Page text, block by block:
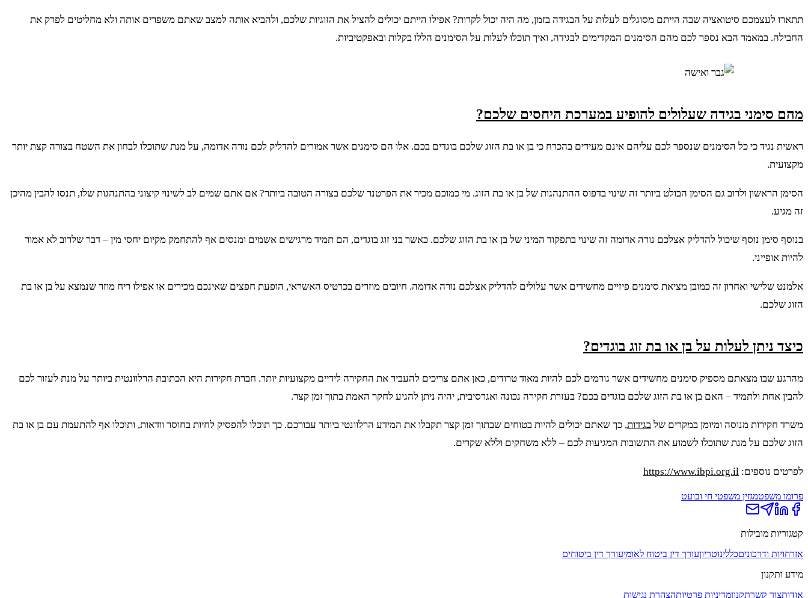
תתארו לעצמכם סיטואציה שבה הייתם מסוגלים לעלות על הבגידה בזמן, מה היה יכול לקרות? אפילו הייתם יכולים להציל את הזוגיות שלכם, ולהביא אותה למצב שאתם משפרים אותה ולא מחליטים לפרק את
החבילה. במאמר הבא נספר לכם מהם הסימנים המקדימים לבגידה, ואיך תוכלו לעלות על הסימנים הללו בקלות ובאפקטיביות.
מהם סימני בגידה שעלולים להופיע במערכת היחסים שלכם?
ראשית נגיד כי כל הסימנים שנספר לכם עליהם אינם מעידים בהכרח כי בן או בת הזוג שלכם בוגדים בכם. אלו הם סימנים אשר אמורים להדליק לכם נורה אדומה, על מנת שתוכלו לבחון את השטח בצורה קצת יותר
מקצועית.
הסימן הראשון ולרוב גם הסימן הבולט ביותר זה שינוי בדפוס ההתנהגות של בן או בת הזוג. מי כמוכם מכיר את הפרטנר שלכם בצורה הטובה ביותר? אם אתם שמים לב לשינוי קיצוני בהתנהגות שלו, תנסו להבין מהיכן
זה מגיע.
בנוסף סימן נוסף שיכול להדליק אצלכם נורה אדומה זה שינוי בתפקוד המיני של בן או בת הזוג שלכם. כאשר בני זוג בוגדים, הם תמיד מרגישים אשמים ומנסים אף להתחמק מקיום יחסי מין – דבר שלרוב לא אמור
להיות אופייני.
אלמנט שלישי ואחרון זה כמובן מציאת סימנים פיזיים מחשידים אשר עלולים להדליק אצלכם נורה אדומה. חיובים מוזרים בכרטיס האשראי, הופעת חפצים שאינכם מכירים או אפילו ריח מוזר שנמצא על בן או בת
הזוג שלכם.
כיצד ניתן לעלות על בן או בת זוג בוגדים?
מהרגע שבו מצאתם מספיק סימנים מחשידים אשר גורמים לכם להיות מאוד טרודים, כאן אתם צריכים להעביר את החקירה לידיים מקצועיות יותר. חברת חקירות היא הכתובת הרלוונטית ביותר על מנת לעזור לכם
להבין אחת ולתמיד – האם בן או בת הזוג שלכם בוגדים בכם? בעזרת חקירה נכונה ואגרסיבית, יהיה ניתן להגיע לחקר האמת בתוך זמן קצר.
משרד חקירות מנוסה ומיומן במקרים של בגידות, כך שאתם יכולים להיות בטוחים שבתוך זמן קצר תקבלו את המידע הרלוונטי ביותר עבורכם. כך תוכלו להפסיק לחיות בחוסר וודאות, ותוכלו אף להתעמת עם בן או בת
הזוג שלכם על מנת שתוכלו לשמוע את התשובות המגיעות לכם – ללא משחקים וללא שקרים.
לפרטים נוספים: https://www.ibpi.org.il
פרומו משפטמגזין משפטי חי ובועט
קטגוריות מובילות
אזרחויות ודרכוניםכללינוטריוןעורך דין ביטוח לאומיעורך דין ביטוחים
מידע ותקנון
אודותצור קשרתקנוןמדיניות פרטיותהצהרת נגישות